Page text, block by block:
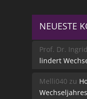
NEUESTE
Prof. Dr.
lindert
Melli040 zu